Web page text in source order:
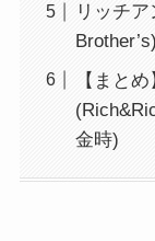
リッチ
【まと
金時)